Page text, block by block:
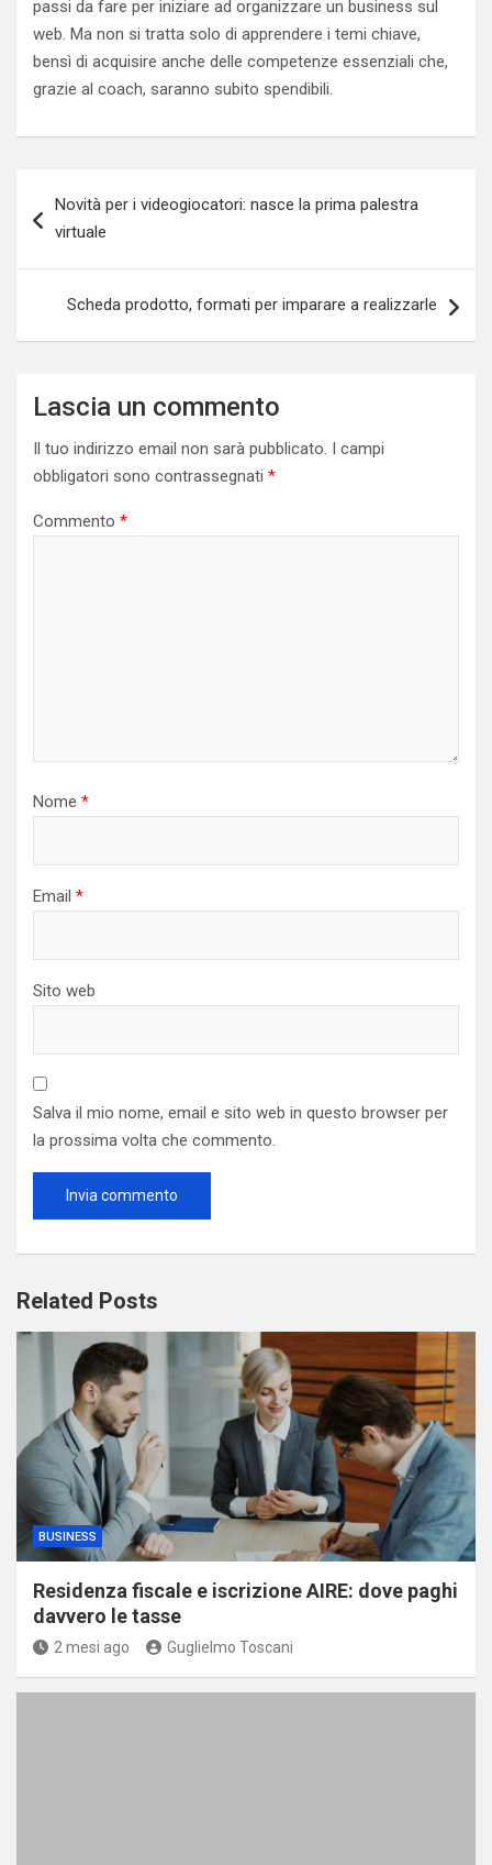
passi da fare per iniziare ad organizzare un business sul
web. Ma non si tratta solo di apprendere i temi chiave,
bensì di acquisire anche delle competenze essenziali che,
grazie al coach, saranno subito spendibili.
articoli
Novità per i videogiocatori: nasce la prima palestra
virtuale
Scheda prodotto, formati per imparare a realizzarle
Lascia un commento
Il tuo indirizzo email non sarà pubblicato. I campi
obbligatori sono contrassegnati *
Commento *
Nome *
Email *
Sito web
Salva il mio nome, email e sito web in questo browser per
la prossima volta che commento.
Related Posts
BUSINESS
Residenza fiscale e iscrizione AIRE: dove paghi
davvero le tasse
2 mesi ago Guglielmo Toscani